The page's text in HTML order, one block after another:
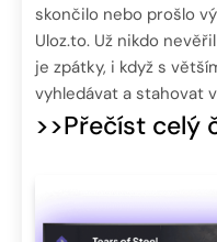
skončilo nebo prošlo
Uloz.to. Už nikdo
je zpátky, i když s
vyhledávat a stahovat
>>Přečíst celý